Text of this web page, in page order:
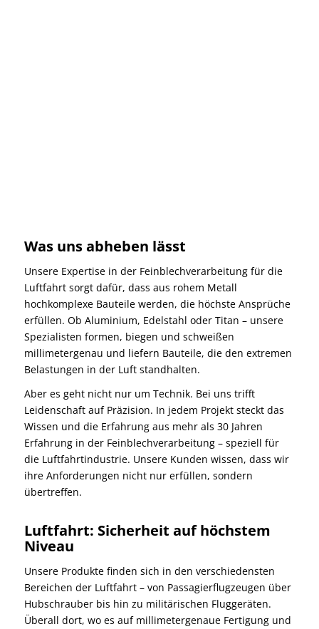
Was uns abheben lässt
Unsere Expertise in der Feinblechverarbeitung für die
Luftfahrt sorgt dafür, dass aus rohem Metall
hochkomplexe Bauteile werden, die höchste Ansprüche
erfüllen. Ob Aluminium, Edelstahl oder Titan – unsere
Spezialisten formen, biegen und schweißen
millimetergenau und liefern Bauteile, die den extremen
Belastungen in der Luft standhalten.
Aber es geht nicht nur um Technik. Bei uns trifft
Leidenschaft auf Präzision. In jedem Projekt steckt das
Wissen und die Erfahrung aus mehr als 30 Jahren
Erfahrung in der Feinblechverarbeitung – speziell für
die Luftfahrtindustrie. Unsere Kunden wissen, dass wir
ihre Anforderungen nicht nur erfüllen, sondern
übertreffen.
Luftfahrt: Sicherheit auf höchstem
Niveau
Unsere Produkte finden sich in den verschiedensten
Bereichen der Luftfahrt – von Passagierflugzeugen über
Hubschrauber bis hin zu militärischen Fluggeräten.
Überall dort, wo es auf millimetergenaue Fertigung und